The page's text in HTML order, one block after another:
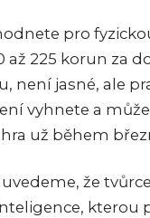
pro
až 225 korun za
není jasné, ale
vyhnete a
už během
že
kterou